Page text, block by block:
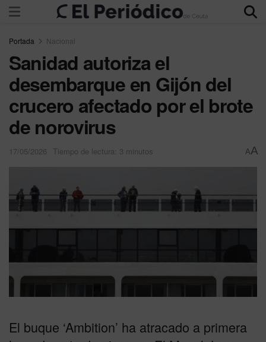
Portada Nacional
Sanidad autoriza el
desembarque en Gijón del
crucero afectado por el brote
de norovirus
17/05/2026 Tiempo de lectura: 3 minutos AA
El buque ‘Ambition’ ha atracado a primera